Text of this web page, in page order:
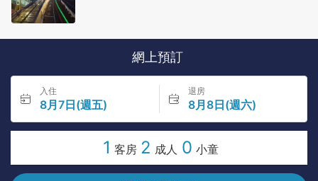
網上預訂
入住
8月7日(週五)
退房
8月8日(週六)
1 客房 2 成人 0 小童